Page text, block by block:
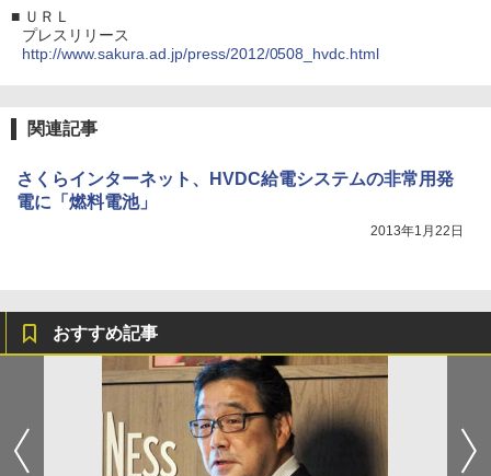
■ ＵＲＬ
プレスリリース
http://www.sakura.ad.jp/press/2012/0508_hvdc.html
関連記事
さくらインターネット、HVDC給電システムの非常用発
電に「燃料電池」
2013年1月22日
おすすめ記事